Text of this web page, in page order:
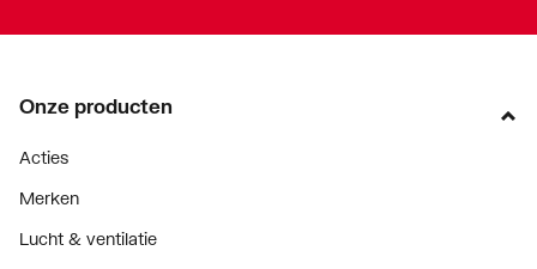
Onze producten
Acties
Merken
Lucht & ventilatie